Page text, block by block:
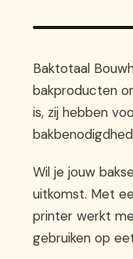
Baktotaal
bakproducten
is, zij hebben
Wil je jouw
uitkomst. Met
printer werkt
gebruiken op